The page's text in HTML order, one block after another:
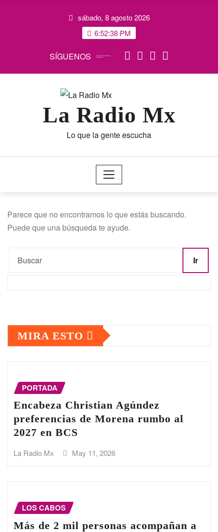
sábado, 8 agosto 2026
6:52:38 PM
SÍGUENOS
La Radio Mx
Lo que la gente escucha
Parece que no encontramos lo que estás buscando.
Puede que una búsqueda te ayude.
Ir
MIRA ESTO
PORTADA
Encabeza Christian Agúndez
preferencias de Morena rumbo al
2027 en BCS
La Radio Mx May 11, 2026
LOS CABOS
Más de 2 mil personas acompañan a